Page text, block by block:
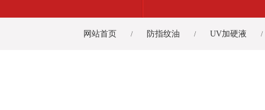
网站首页 / 防指纹油 / UV加硬液